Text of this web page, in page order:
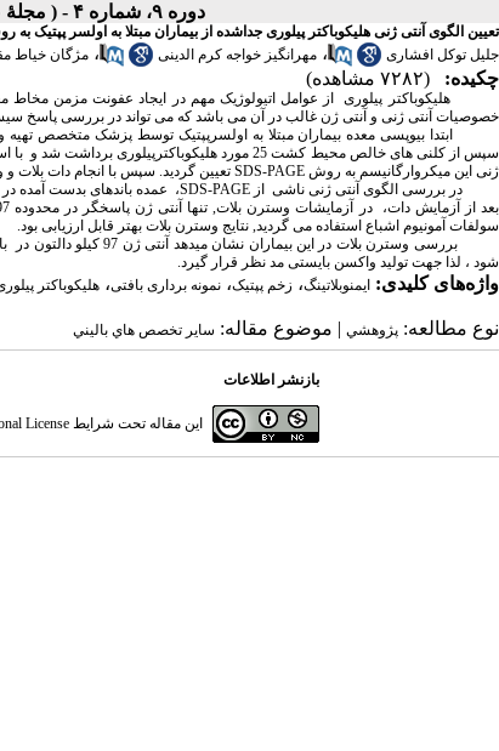
دوره ۹، شماره ۴ - ( مجلۀ علمی دانشگاه علوم پزشکی همدان-زمستان ۱۳۸۱ )
تعیین الگوی آنتی ژنی هلیکوباکتر پیلوری جداشده از بیماران مبتلا به اولسر پپتیک به
جلیل توکل افشاری
، مهرانگیز خواجه کرم الدینی ، مژگان خیاط
چکیده: (۷۲۸۲ مشاهده)
هلیکوباکتر پیلوری از عوامل اتیولوژیک مهم در ایجاد عفونت مزمن
خصوصیات آنتی ژنی و آنتی ژن غالب در آن می باشد که می تواند در بررسی پاسخ
ابتدا بیوپسی معده بیماران مبتلا به اولسرپپتیک توسط پزشک متخصص
سپس از کلنی های خالص محیط کشت 25 مورد هلیکوباکترپیلوری برداشت شد و با استفاده از عمل سونیکاسیون (
ژنی این میکروارگانیسم به روش SDS-PAGE تعیین گردید. سپس با انجام دات بلات
در بررسی الگوی آنتی ژنی ناشی ازSDS-PAGE
سولفات آمونیوم اشباع استفاده می گردید, نتایج وسترن بلات بهتر قابل ارزیابی بود.
بررسی وسترن بلات در این بیماران نشان میدهد آنتی ژن 97 کیلو دالتون در باکتری قدرت تحریک سیستم ایمنی را داشته (
شود ، لذا جهت تولید واکسن بایستی مد نظر قرار گیرد.
واژه‌های کلیدی: ایمنوبلاتینگ، زخم پپتیک، نمونه برداری بافتی، هلیکوباکتر
نوع مطالعه: پژوهشي | موضوع مقاله: سایر تخصص هاي باليني
بازنشر اطلاعات
این مقاله تحت شرایط License